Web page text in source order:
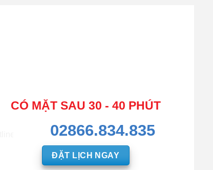
CÓ MẶT SAU 30 - 40 PHÚT
02866.834.835
ĐẶT LỊCH NGAY